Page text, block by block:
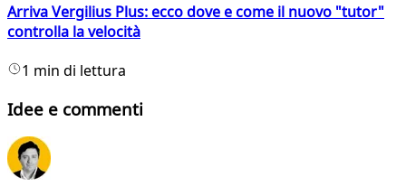
Arriva Vergilius Plus: ecco dove e come il nuovo "tutor"
controlla la velocità
1 min di lettura
Idee e commenti